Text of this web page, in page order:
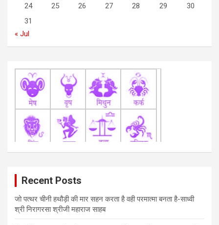
24 25 26 27 28 29
30
31
« Jul
Recent Posts
जो पत्थर चीनी हथौड़ी की मार सहन करता है वही परमात्मा बनता है-साध्वी
श्री निरागरसा श्रीजी महाराज साहब